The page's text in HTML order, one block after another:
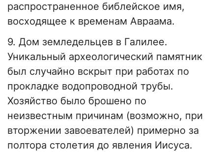
распространенное библейское имя,
восходящее к временам Авраама.
9. Дом земледельцев в Галилее.
Уникальный археологический памятник
был случайно вскрыт при работах по
прокладке водопроводной трубы.
Хозяйство было брошено по
неизвестным причинам (возможно, при
вторжении завоевателей) примерно за
полтора столетия до явления Иисуса.